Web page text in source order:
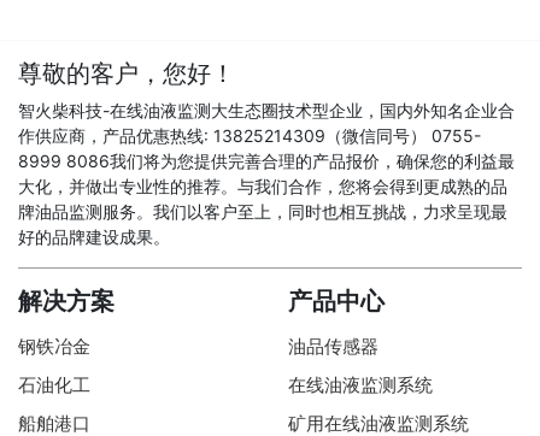
尊敬的客户，您好！
智火柴科技-在线油液监测大生态圈技术型企业，国内外知名企业合
作供应商，产品优惠热线: 13825214309（微信同号） 0755-
8999 8086我们将为您提供完善合理的产品报价，确保您的利益最
大化，并做出专业性的推荐。与我们合作，您将会得到更成熟的品
牌油品监测服务。我们以客户至上，同时也相互挑战，力求呈现最
好的品牌建设成果。
解决方案
钢铁冶金
石油化工
船舶港口
产品中心
油品传感器
在线油液监测系统
矿用在线油液监测系统